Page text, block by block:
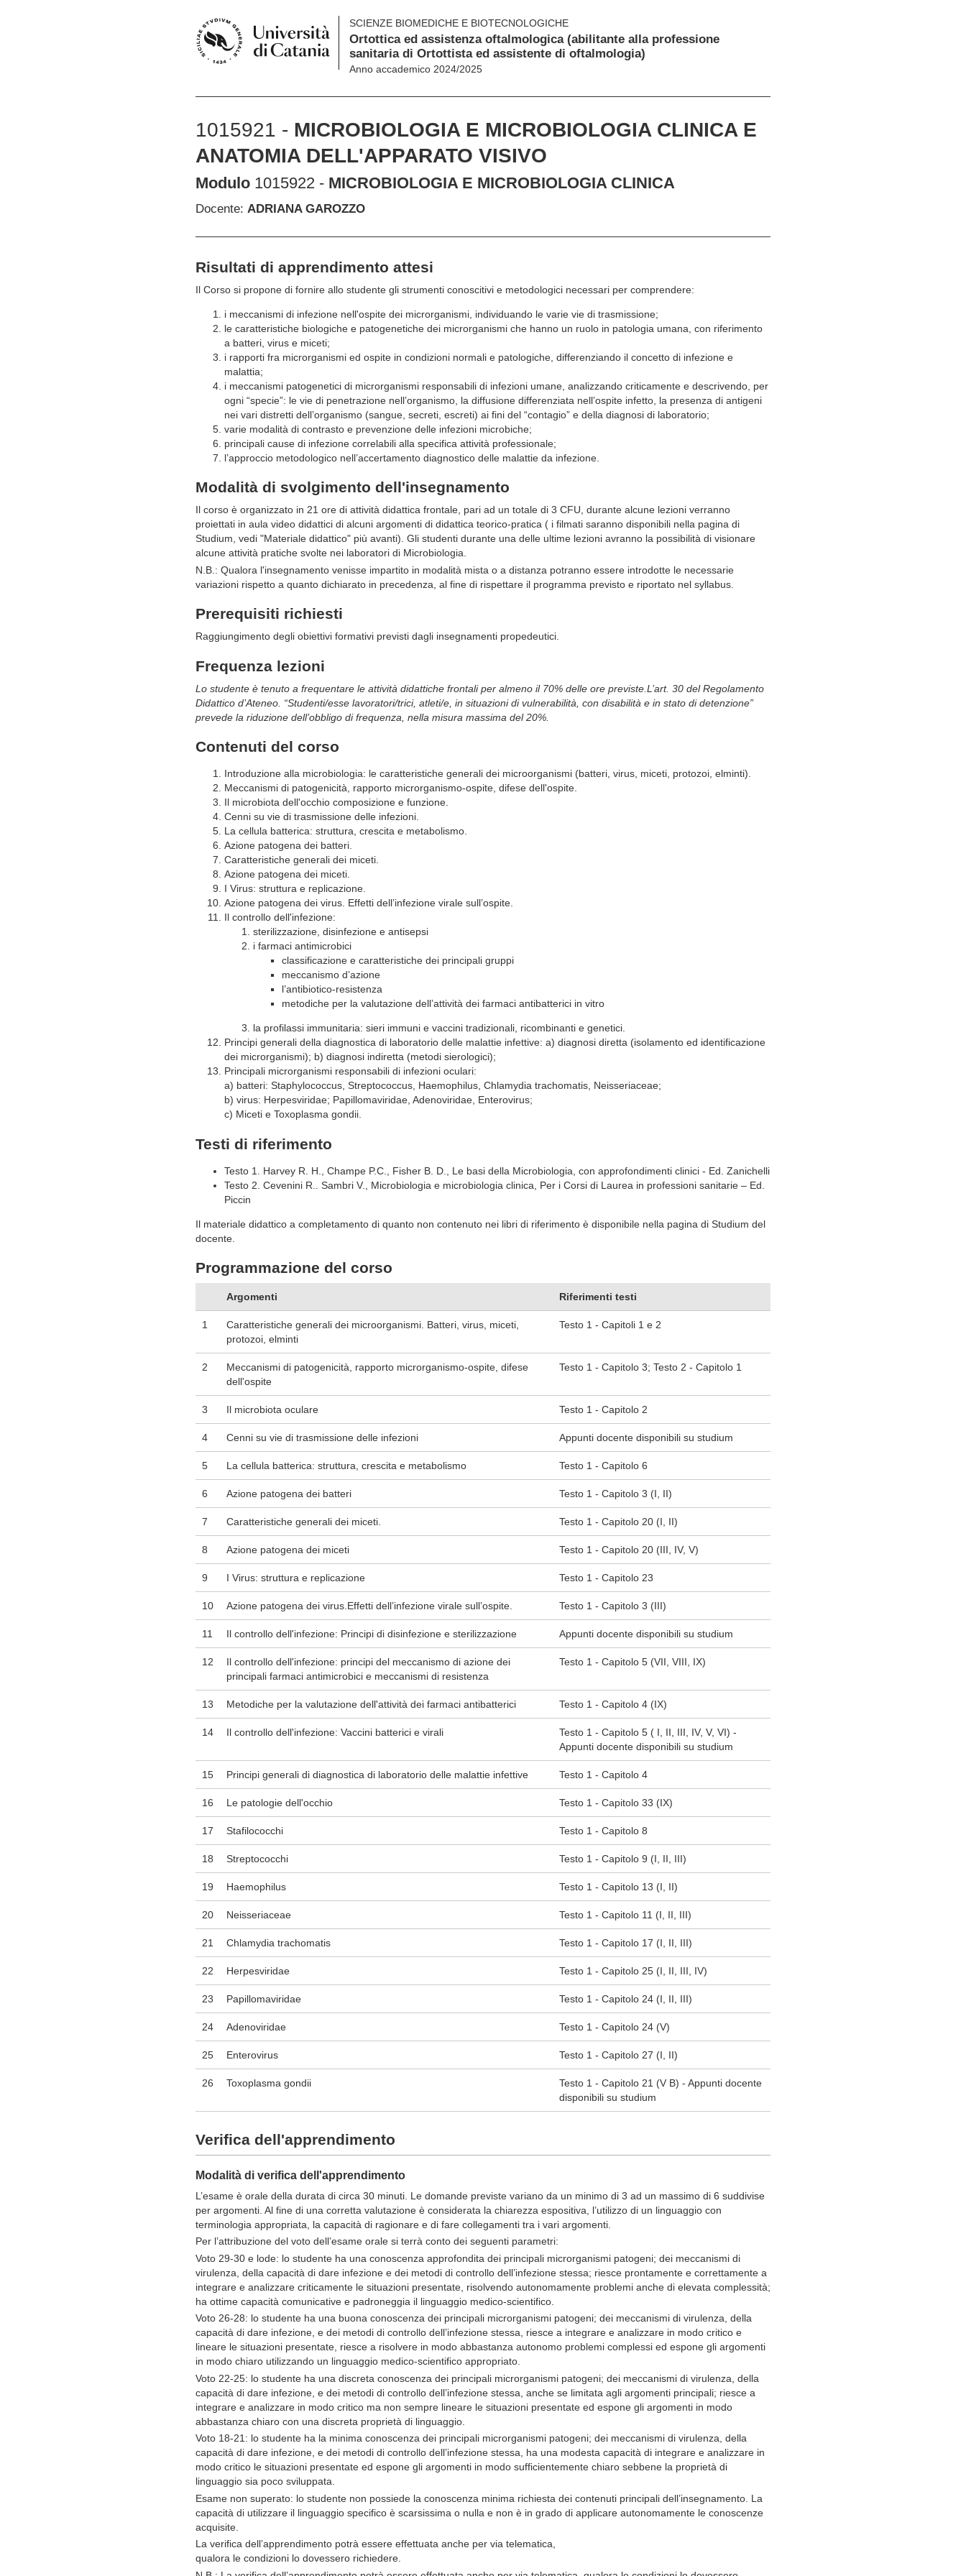
SCIENZE BIOMEDICHE E BIOTECNOLOGICHE
Ortottica ed assistenza oftalmologica (abilitante alla professione
sanitaria di Ortottista ed assistente di oftalmologia)
Anno accademico 2024/2025
1015921 - MICROBIOLOGIA E MICROBIOLOGIA CLINICA E
ANATOMIA DELL'APPARATO VISIVO
Modulo 1015922 - MICROBIOLOGIA E MICROBIOLOGIA CLINICA
Docente: ADRIANA GAROZZO
Risultati di apprendimento attesi
Il Corso si propone di fornire allo studente gli strumenti conoscitivi e metodologici necessari per comprendere:
i meccanismi di infezione nell'ospite dei microrganismi, individuando le varie vie di trasmissione;
le caratteristiche biologiche e patogenetiche dei microrganismi che hanno un ruolo in patologia umana, con riferimento
a batteri, virus e miceti;
i rapporti fra microrganismi ed ospite in condizioni normali e patologiche, differenziando il concetto di infezione e
malattia;
i meccanismi patogenetici di microrganismi responsabili di infezioni umane, analizzando criticamente e descrivendo, per
ogni “specie”: le vie di penetrazione nell’organismo, la diffusione differenziata nell’ospite infetto, la presenza di antigeni
nei vari distretti dell’organismo (sangue, secreti, escreti) ai fini del “contagio” e della diagnosi di laboratorio;
varie modalità di contrasto e prevenzione delle infezioni microbiche;
principali cause di infezione correlabili alla specifica attività professionale;
l’approccio metodologico nell’accertamento diagnostico delle malattie da infezione.
Modalità di svolgimento dell'insegnamento
Il corso è organizzato in 21 ore di attività didattica frontale, pari ad un totale di 3 CFU, durante alcune lezioni verranno
proiettati in aula video didattici di alcuni argomenti di didattica teorico-pratica ( i filmati saranno disponibili nella pagina di
Studium, vedi "Materiale didattico" più avanti). Gli studenti durante una delle ultime lezioni avranno la possibilità di visionare
alcune attività pratiche svolte nei laboratori di Microbiologia.
N.B.: Qualora l'insegnamento venisse impartito in modalità mista o a distanza potranno essere introdotte le necessarie
variazioni rispetto a quanto dichiarato in precedenza, al fine di rispettare il programma previsto e riportato nel syllabus.
Prerequisiti richiesti
Raggiungimento degli obiettivi formativi previsti dagli insegnamenti propedeutici.
Frequenza lezioni
Lo studente è tenuto a frequentare le attività didattiche frontali per almeno il 70% delle ore previste. L’art. 30 del Regolamento
Didattico d’Ateneo. “Studenti/esse lavoratori/trici, atleti/e, in situazioni di vulnerabilità, con disabilità e in stato di detenzione”
prevede la riduzione dell’obbligo di frequenza, nella misura massima del 20%.
Contenuti del corso
Introduzione alla microbiologia: le caratteristiche generali dei microorganismi (batteri, virus, miceti, protozoi, elminti).
Meccanismi di patogenicità, rapporto microrganismo-ospite, difese dell'ospite.
Il microbiota dell'occhio composizione e funzione.
Cenni su vie di trasmissione delle infezioni.
La cellula batterica: struttura, crescita e metabolismo.
Azione patogena dei batteri.
Caratteristiche generali dei miceti.
Azione patogena dei miceti.
I Virus: struttura e replicazione.
Azione patogena dei virus. Effetti dell’infezione virale sull’ospite.
Il controllo dell'infezione:
sterilizzazione, disinfezione e antisepsi
i farmaci antimicrobici
classificazione e caratteristiche dei principali gruppi
meccanismo d’azione
l’antibiotico-resistenza
metodiche per la valutazione dell’attività dei farmaci antibatterici in vitro
la profilassi immunitaria: sieri immuni e vaccini tradizionali, ricombinanti e genetici.
Principi generali della diagnostica di laboratorio delle malattie infettive: a) diagnosi diretta (isolamento ed identificazione
dei microrganismi); b) diagnosi indiretta (metodi sierologici);
Principali microrganismi responsabili di infezioni oculari:
a) batteri: Staphylococcus, Streptococcus, Haemophilus, Chlamydia trachomatis, Neisseriaceae;
b) virus: Herpesviridae; Papillomaviridae, Adenoviridae, Enterovirus;
c) Miceti e Toxoplasma gondii.
Testi di riferimento
Testo 1. Harvey R. H., Champe P.C., Fisher B. D., Le basi della Microbiologia, con approfondimenti clinici - Ed. Zanichelli
Testo 2. Cevenini R.. Sambri V., Microbiologia e microbiologia clinica, Per i Corsi di Laurea in professioni sanitarie – Ed.
Piccin
Il materiale didattico a completamento di quanto non contenuto nei libri di riferimento è disponibile nella pagina di Studium del
docente.
Programmazione del corso
Argomenti Riferimenti testi
1
Caratteristiche generali dei microorganismi. Batteri, virus, miceti,
protozoi, elminti
Testo 1 - Capitoli 1 e 2
2
Meccanismi di patogenicità, rapporto microrganismo-ospite, difese
dell'ospite
Testo 1 - Capitolo 3; Testo 2 - Capitolo 1
3 Il microbiota oculare Testo 1 - Capitolo 2
4 Cenni su vie di trasmissione delle infezioni Appunti docente disponibili su studium
5 La cellula batterica: struttura, crescita e metabolismo Testo 1 - Capitolo 6
6 Azione patogena dei batteri Testo 1 - Capitolo 3 (I, II)
7 Caratteristiche generali dei miceti. Testo 1 - Capitolo 20 (I, II)
8 Azione patogena dei miceti Testo 1 - Capitolo 20 (III, IV, V)
9 I Virus: struttura e replicazione Testo 1 - Capitolo 23
10 Azione patogena dei virus.Effetti dell’infezione virale sull’ospite. Testo 1 - Capitolo 3 (III)
11 Il controllo dell'infezione: Principi di disinfezione e sterilizzazione Appunti docente disponibili su studium
12
Il controllo dell'infezione: principi del meccanismo di azione dei
principali farmaci antimicrobici e meccanismi di resistenza
Testo 1 - Capitolo 5 (VII, VIII, IX)
13 Metodiche per la valutazione dell'attività dei farmaci antibatterici Testo 1 - Capitolo 4 (IX)
14 Il controllo dell'infezione: Vaccini batterici e virali
Testo 1 - Capitolo 5 ( I, II, III, IV, V, VI) -
Appunti docente disponibili su studium
15 Principi generali di diagnostica di laboratorio delle malattie infettive Testo 1 - Capitolo 4
16 Le patologie dell'occhio Testo 1 - Capitolo 33 (IX)
17 Stafilococchi Testo 1 - Capitolo 8
18 Streptococchi Testo 1 - Capitolo 9 (I, II, III)
19 Haemophilus Testo 1 - Capitolo 13 (I, II)
20 Neisseriaceae Testo 1 - Capitolo 11 (I, II, III)
21 Chlamydia trachomatis Testo 1 - Capitolo 17 (I, II, III)
22 Herpesviridae Testo 1 - Capitolo 25 (I, II, III, IV)
23 Papillomaviridae Testo 1 - Capitolo 24 (I, II, III)
24 Adenoviridae Testo 1 - Capitolo 24 (V)
25 Enterovirus Testo 1 - Capitolo 27 (I, II)
26 Toxoplasma gondii
Testo 1 - Capitolo 21 (V B) - Appunti docente
disponibili su studium
Verifica dell'apprendimento
Modalità di verifica dell'apprendimento
L’esame è orale della durata di circa 30 minuti. Le domande previste variano da un minimo di 3 ad un massimo di 6 suddivise
per argomenti. Al fine di una corretta valutazione è considerata la chiarezza espositiva, l’utilizzo di un linguaggio con
terminologia appropriata, la capacità di ragionare e di fare collegamenti tra i vari argomenti.
Per l’attribuzione del voto dell’esame orale si terrà conto dei seguenti parametri:
Voto 29-30 e lode: lo studente ha una conoscenza approfondita dei principali microrganismi patogeni; dei meccanismi di
virulenza, della capacità di dare infezione e dei metodi di controllo dell’infezione stessa; riesce prontamente e correttamente a
integrare e analizzare criticamente le situazioni presentate, risolvendo autonomamente problemi anche di elevata complessità;
ha ottime capacità comunicative e padroneggia il linguaggio medico-scientifico.
Voto 26-28: lo studente ha una buona conoscenza dei principali microrganismi patogeni; dei meccanismi di virulenza, della
capacità di dare infezione, e dei metodi di controllo dell’infezione stessa, riesce a integrare e analizzare in modo critico e
lineare le situazioni presentate, riesce a risolvere in modo abbastanza autonomo problemi complessi ed espone gli argomenti
in modo chiaro utilizzando un linguaggio medico-scientifico appropriato.
Voto 22-25: lo studente ha una discreta conoscenza dei principali microrganismi patogeni; dei meccanismi di virulenza, della
capacità di dare infezione, e dei metodi di controllo dell’infezione stessa, anche se limitata agli argomenti principali; riesce a
integrare e analizzare in modo critico ma non sempre lineare le situazioni presentate ed espone gli argomenti in modo
abbastanza chiaro con una discreta proprietà di linguaggio.
Voto 18-21: lo studente ha la minima conoscenza dei principali microrganismi patogeni; dei meccanismi di virulenza, della
capacità di dare infezione, e dei metodi di controllo dell’infezione stessa, ha una modesta capacità di integrare e analizzare in
modo critico le situazioni presentate ed espone gli argomenti in modo sufficientemente chiaro sebbene la proprietà di
linguaggio sia poco sviluppata.
Esame non superato: lo studente non possiede la conoscenza minima richiesta dei contenuti principali dell’insegnamento. La
capacità di utilizzare il linguaggio specifico è scarsissima o nulla e non è in grado di applicare autonomamente le conoscenze
acquisite.
La verifica dell’apprendimento potrà essere effettuata anche per via telematica,
qualora le condizioni lo dovessero richiedere.